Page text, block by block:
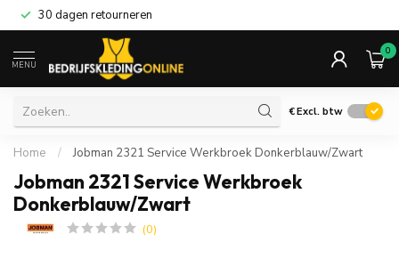
30 dagen retourneren
MENU
0
€Excl. btw
Home / Jobman 2321 Service Werkbroek Donkerblauw/Zwart
Jobman 2321 Service Werkbroek
Donkerblauw/Zwart
(0)